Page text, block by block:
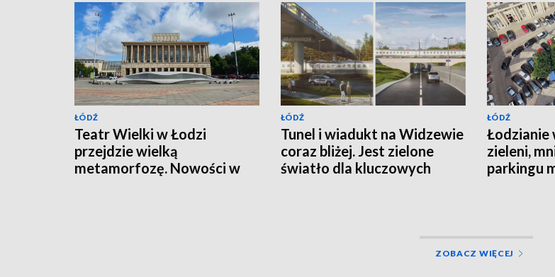
ŁÓDŹ
Teatr Wielki w Łodzi
przejdzie wielką
metamorfozę. Nowości w
ŁÓDŹ
Tunel i wiadukt na Widzewie
coraz bliżej. Jest zielone
światło dla kluczowych
ŁÓDŹ
Łodzianie
zieleni,
parkingu
ZOBACZ WIĘCEJ